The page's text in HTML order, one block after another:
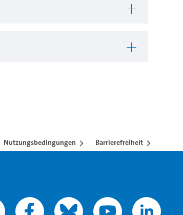
Nutzungsbedingungen Barrierefreiheit